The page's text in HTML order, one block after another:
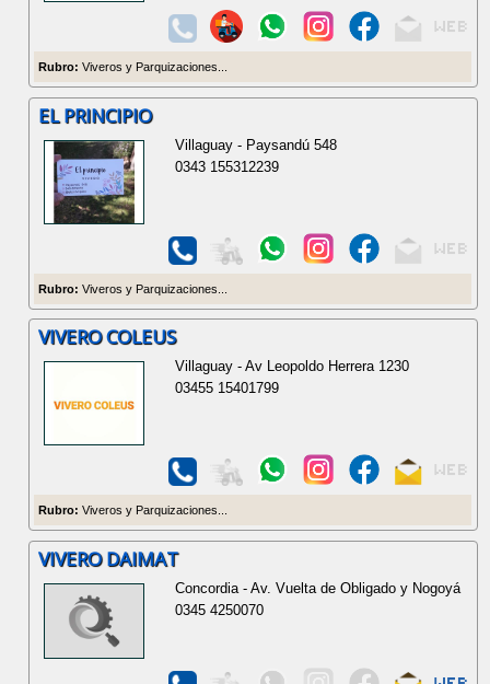
Rubro: Viveros y Parquizaciones...
EL PRINCIPIO
Villaguay - Paysandú 548
0343 155312239
Rubro: Viveros y Parquizaciones...
VIVERO COLEUS
Villaguay - Av Leopoldo Herrera 1230
03455 15401799
Rubro: Viveros y Parquizaciones...
VIVERO DAIMAT
Concordia - Av. Vuelta de Obligado y Nogoyá
0345 4250070